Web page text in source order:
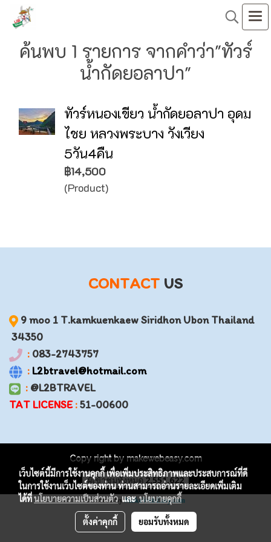
ค้นพบ 1 รายการ จากคำว่า"ทัวร์
น้ำกัดยอลาปา"
ทัวร์หนองเขียว น้ำกัดยอลาปา อุดม
ไชย หลวงพระบาง วังเวียง
5วัน4คืน
฿14,500
(Product)
CONTACT US
9 moo 1 T.kamkuenkaew Siridhon Ubon Thailand
34350
: 083-2743757
: L2btravel@hotmail.com
: @L2BTRAVEL
TAT LICENSE:51-00600
Copy right by makewebeasy.com
ผู้เข้าชมทั้งหมด2,551,622
Powered byMakeWebEasy.com
เว็บไซต์นี้มีการใช้งานคุกกี้ เพื่อเพิ่มประสิทธิภาพและประสบการณ์ที่ดี
ในการใช้งานเว็บไซต์ของท่าน ท่านสามารถอ่านรายละเอียดเพิ่มเติม
ได้ที่นโยบายความเป็นส่วนตัวและนโยบายคุกกี้
ตั้งค่าคุกกี้ ยอมรับทั้งหมด